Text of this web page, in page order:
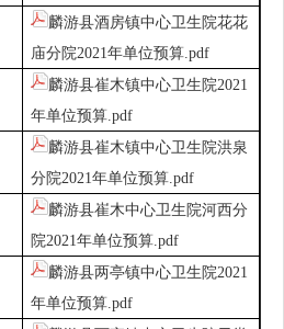
麟游县酒房镇中心卫生院花花
庙分院2021年单位预算.pdf
麟游县崔木镇中心卫生院2021
年单位预算.pdf
麟游县崔木镇中心卫生院洪泉
分院2021年单位预算.pdf
麟游县崔木中心卫生院河西分
院2021年单位预算.pdf
麟游县两亭镇中心卫生院2021
年单位预算.pdf